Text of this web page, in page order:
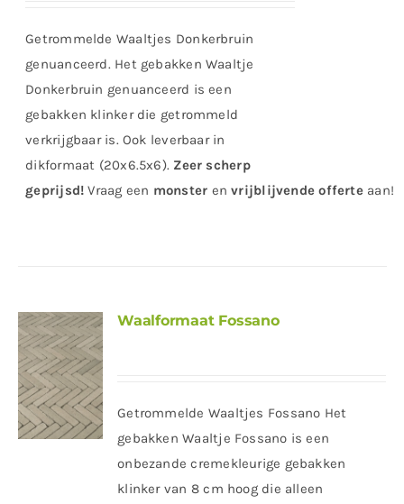
Getrommelde Waaltjes Donkerbruin
genuanceerd. Het gebakken Waaltje
Donkerbruin genuanceerd is een
gebakken klinker die getrommeld
verkrijgbaar is. Ook leverbaar in
dikformaat (20x6.5x6). Zeer scherp
geprijsd! Vraag een monster en vrijblijvende offerteaan!
Waalformaat Fossano
Getrommelde Waaltjes Fossano Het
gebakken Waaltje Fossano is een
onbezande cremekleurige gebakken
klinker van 8 cm hoog die alleen